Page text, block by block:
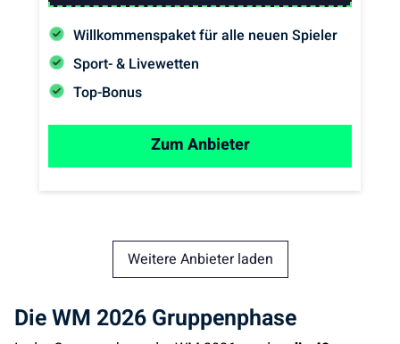
Willkommenspaket für alle neuen Spieler
Sport- & Livewetten
Top-Bonus
Zum Anbieter
Weitere Anbieter laden
Die WM 2026 Gruppenphase